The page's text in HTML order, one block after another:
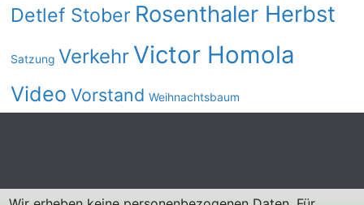
Detlef Stober Rosenthaler Herbst
Satzung Verkehr Victor Homola
Video Vorstand Weihnachtsbaum